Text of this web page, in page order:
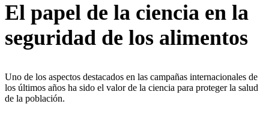
El papel de la ciencia en la
seguridad de los alimentos
Uno de los aspectos destacados en las campañas internacionales de
los últimos años ha sido el valor de la ciencia para proteger la salud
de la población.